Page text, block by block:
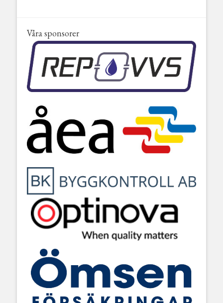
Våra sponsorer